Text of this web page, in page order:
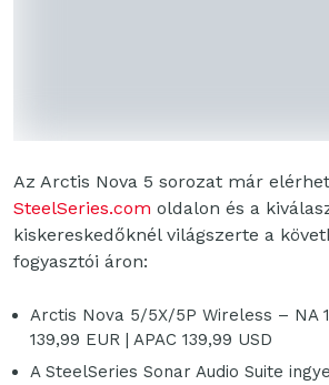
Az Arctis Nova 5 sorozat már
SteelSeries.com oldalon és a
kiskereskedőknél világszerte a
fogyasztói áron:
Arctis Nova 5/5X/5P Wireless – NA
139,99 EUR | APAC 139,99 USD
A SteelSeries Sonar Audio Suite